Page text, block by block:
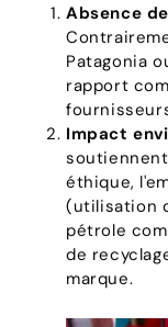
Absence
Patagonia
rapport
Impact
éthique,
(utilisation
pétrole
de
marque.